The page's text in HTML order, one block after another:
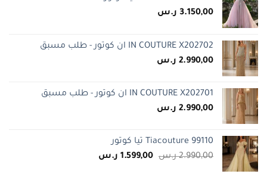
3.150,00 ر.س
IN COUTURE X202702 ان كوتور - طلب مسبق
2.990,00 ر.س
IN COUTURE X202701 ان كوتور - طلب مسبق
2.990,00 ر.س
Tiacouture 99110 تيا كوتور
2.990,00 ر.س السعر
1.599,00 ر.سالسعر